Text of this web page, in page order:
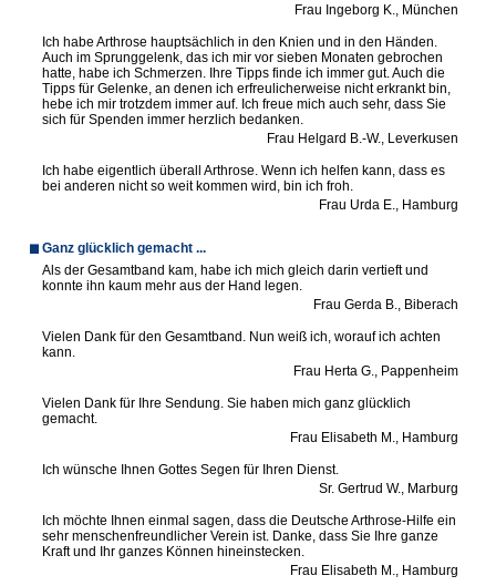
Frau Ingeborg K., München
Ich habe Arthrose hauptsächlich in den Knien und in den Händen.
Auch im Sprunggelenk, das ich mir vor sieben Monaten gebrochen
hatte, habe ich Schmerzen. Ihre Tipps finde ich immer gut. Auch die
Tipps für Gelenke, an denen ich erfreulicherweise nicht erkrankt bin,
hebe ich mir trotzdem immer auf. Ich freue mich auch sehr, dass Sie
sich für Spenden immer herzlich bedanken.
Frau Helgard B.-W., Leverkusen
Ich habe eigentlich überall Arthrose. Wenn ich helfen kann, dass es
bei anderen nicht so weit kommen wird, bin ich froh.
Frau Urda E., Hamburg
Ganz glücklich gemacht ...
Als der Gesamtband kam, habe ich mich gleich darin vertieft und
konnte ihn kaum mehr aus der Hand legen.
Frau Gerda B., Biberach
Vielen Dank für den Gesamtband. Nun weiß ich, worauf ich achten
kann.
Frau Herta G., Pappenheim
Vielen Dank für Ihre Sendung. Sie haben mich ganz glücklich
gemacht.
Frau Elisabeth M., Hamburg
Ich wünsche Ihnen Gottes Segen für Ihren Dienst.
Sr. Gertrud W., Marburg
Ich möchte Ihnen einmal sagen, dass die Deutsche Arthrose-Hilfe ein
sehr menschenfreundlicher Verein ist. Danke, dass Sie Ihre ganze
Kraft und Ihr ganzes Können hineinstecken.
Frau Elisabeth M., Hamburg